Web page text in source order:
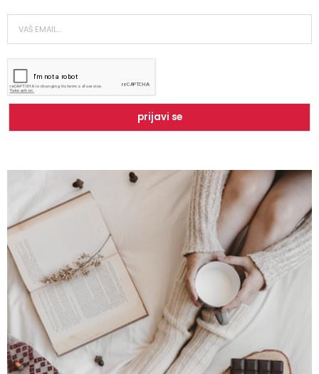
Zbog čega je zumba sve popularnija?
Mitovi o zdravoj hrani